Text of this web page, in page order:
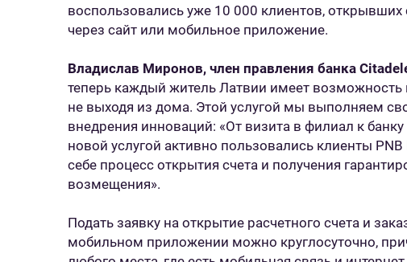
воспользовались уже 10 000 клиентов, открывших
через сайт или мобильное приложение.
Владислав Миронов, член правления банка
теперь каждый житель Латвии имеет возможность
не выходя из дома. Этой услугой мы выполняем
внедрения инноваций: «От визита в филиал к
новой услугой активно пользовались клиенты
себе процесс открытия счета и получения
возмещения».
Подать заявку на открытие расчетного счета и
мобильном приложении можно круглосуточно,